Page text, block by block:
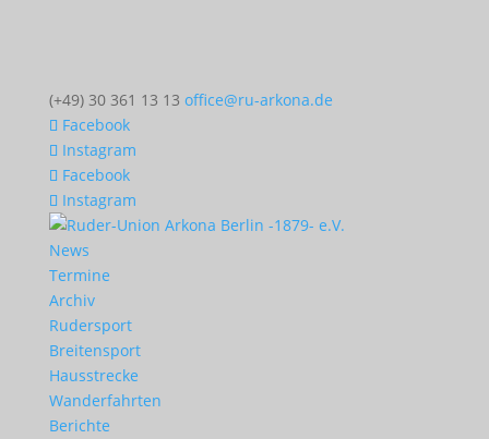
(+49) 30 361 13 13 office@ru-arkona.de
Facebook
Instagram
Facebook
Instagram
News
Termine
Archiv
Rudersport
Breitensport
Hausstrecke
Wanderfahrten
Berichte